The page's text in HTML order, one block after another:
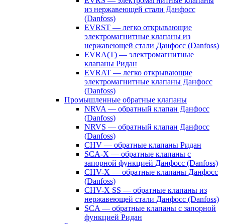
из нержавеющей стали Данфосс
(Danfoss)
EVRST — легко открывающие
электромагнитные клапаны из
нержавеющей стали Данфосс (Danfoss)
EVRA(T) — электромагнитные
клапаны Ридан
EVRAT — легко открывающие
электромагнитные клапаны Данфосс
(Danfoss)
Промышленные обратные клапаны
NRVA — обратный клапан Данфосс
(Danfoss)
NRVS — обратный клапан Данфосс
(Danfoss)
CHV — обратные клапаны Ридан
SCA-X — обратные клапаны с
запорной функцией Данфосс (Danfoss)
CHV-X — обратные клапаны Данфосс
(Danfoss)
CHV-X SS — обратные клапаны из
нержавеющей стали Данфосс (Danfoss)
SCA — обратные клапаны с запорной
функцией Ридан